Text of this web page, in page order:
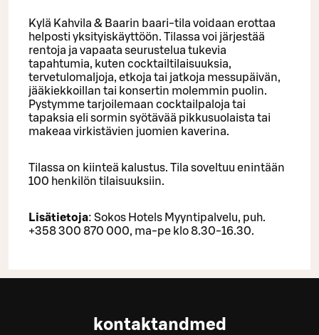
Kylä Kahvila & Baarin baari-tila voidaan erottaa
helposti yksityiskäyttöön. Tilassa voi järjestää
rentoja ja vapaata seurustelua tukevia
tapahtumia, kuten cocktailtilaisuuksia,
tervetulomaljoja, etkoja tai jatkoja messupäivän,
jääkiekkoillan tai konsertin molemmin puolin.
Pystymme tarjoilemaan cocktailpaloja tai
tapaksia eli sormin syötävää pikkusuolaista tai
makeaa virkistävien juomien kaverina.
Tilassa on kiinteä kalustus. Tila soveltuu enintään
100 henkilön tilaisuuksiin.
Lisätietoja: Sokos Hotels Myyntipalvelu, puh.
+358 300 870 000, ma-pe klo 8.30-16.30.
kontaktandmed